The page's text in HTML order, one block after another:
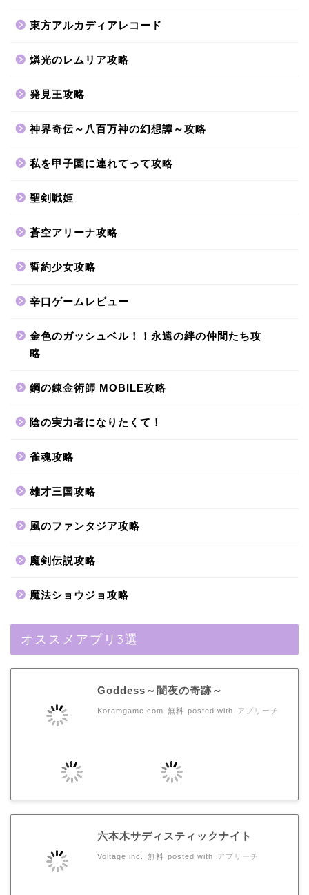
東方アルカディアレコード
燐光のレムリア攻略
発見王攻略
神界奇伝～八百万神の幻想譚～攻略
私を甲子園に連れてって攻略
聖剣戦姫
蒼空アリーナ攻略
誓約少女攻略
辛口ゲームレビュー
金色のガッシュベル！！永遠の絆の仲間たち攻
略
鋼の錬金術師 MOBILE攻略
陰の実力者になりたくて！
雀魂攻略
雄才三国攻略
風のファンタジア攻略
魔剣伝説攻略
魔法ショウジョ攻略
オススメアプリ3選
Goddess～闇夜の奇跡～
Koramgame.com 無料 posted with アプリーチ
六本木サディスティックナイト
Voltage inc. 無料 posted with アプリーチ